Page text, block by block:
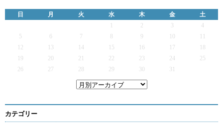
日 月 火 水 木 金
土
2 3
4
5
6 7 9
12
13 14 15 16 17
19
20 21 22 23 24
25
26
27 28 29 30 31
カテゴリー